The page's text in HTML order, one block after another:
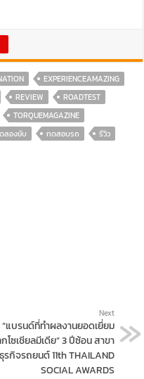
EXPERIENCEAMAZING
REVIEW
ROADTEST
TORQUEMAGAZINE
ลองขับ ทดสอบรถ
รีวิว
Next
“แบรนด์ที่ทำผลงานยอดเยี่ยม
โซเชียลมีเดีย” 3 ปีซ้อน สาขา
กิจรถยนต์ 11th THAILAND
SOCIAL AWARDS